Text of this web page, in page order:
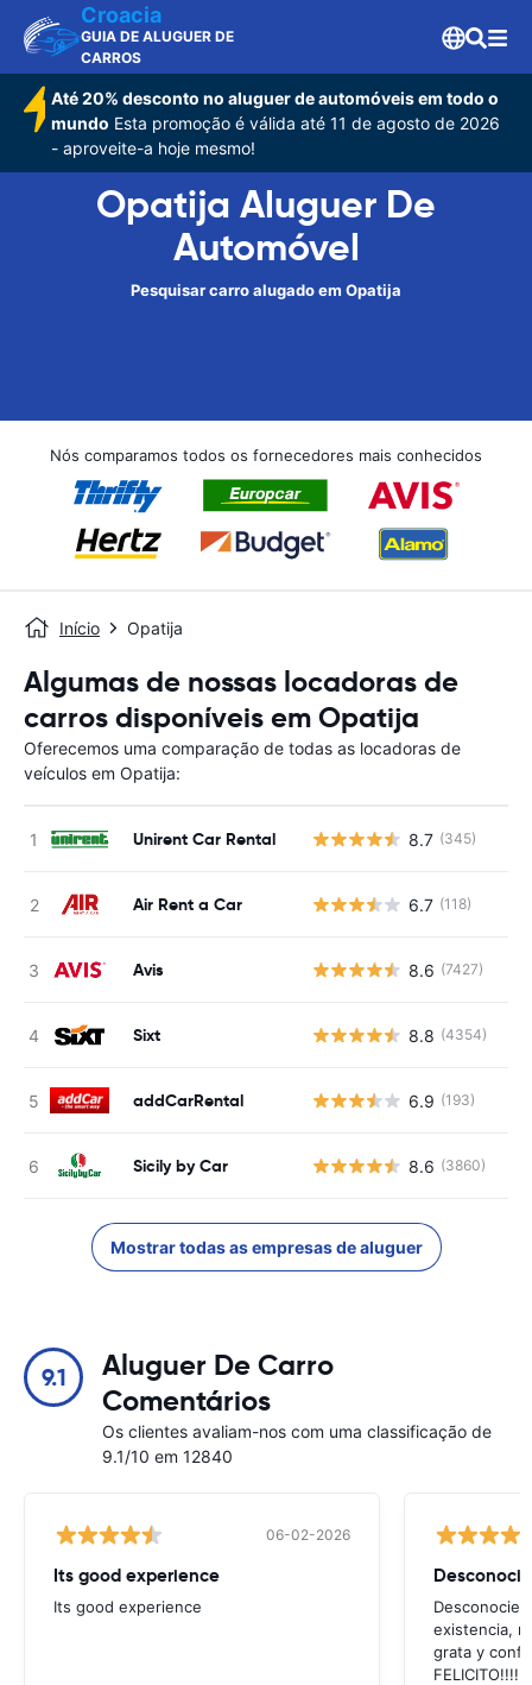
Croacia
GUIA DE ALUGUER DE
CARROS
Até 20% desconto no aluguer de automóveis em todo o
mundo Esta promoção é válida até 11 de agosto de 2026
- aproveite-a hoje mesmo!
Opatija Aluguer De
Automóvel
Pesquisar carro alugado em Opatija
Nós comparamos todos os fornecedores mais conhecidos
Início Opatija
Algumas de nossas locadoras de
carros disponíveis em Opatija
Oferecemos uma comparação de todas as locadoras de
veículos em Opatija:
Unirent Car Rental 8.7 (345)
Air Rent a Car 6.7 (118)
Avis 8.6 (7427)
Sixt 8.8 (4354)
addCarRental 6.9 (193)
Sicily by Car 8.6 (3860)
Mostrar todas as empresas de aluguer
9.1
Aluguer De Carro
Comentários
Os clientes avaliam-nos com uma classificação de
9.1/10 em 12840
06-02-2026
Its good experience
Its good experience
existencia,
grata y
FELICITO!!!!,